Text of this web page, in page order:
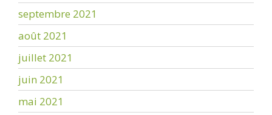
septembre 2021
août 2021
juillet 2021
juin 2021
mai 2021